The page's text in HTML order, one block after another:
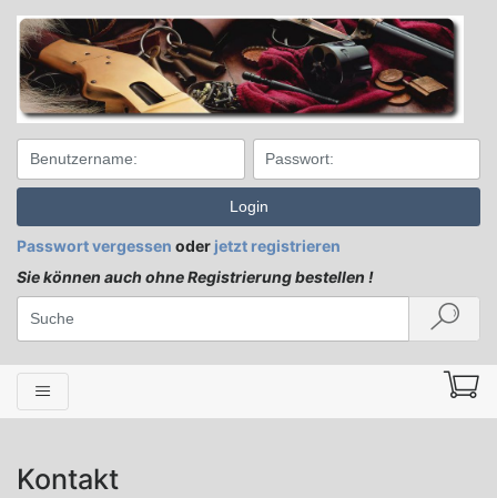
Login
Passwort vergessen oder jetzt registrieren
Sie können auch ohne Registrierung bestellen !
Kontakt